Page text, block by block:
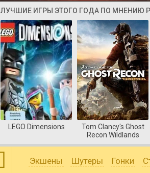
ЛУЧШИЕ ИГРЫ ЭТОГО ГОДА ПО МНЕНИЮ
LEGO Dimensions
Tom Clancy's Ghost
Recon Wildlands
Экшены Шутеры Гонки